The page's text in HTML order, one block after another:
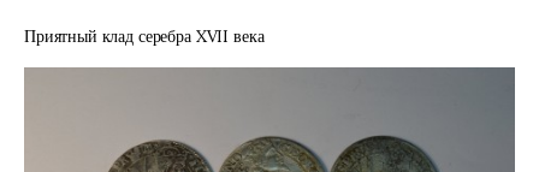
Приятный клад серебра XVII века